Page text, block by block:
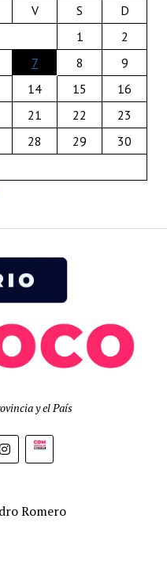
V S
D
1
2
7 8
9
14 15
16
21 22
23
28 29
30
y el País
Biolink
Romero